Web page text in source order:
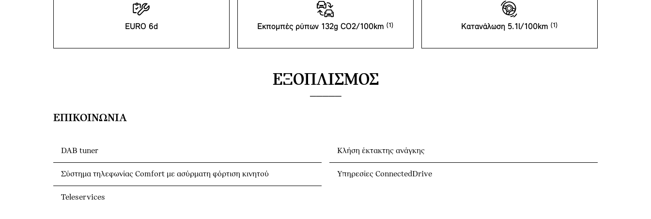
EURO 6d Εκπομπές ρύπων 132g CO2/100km Κατανάλωση 5.1l/100km
ΕΞΟΠΛΙΣΜΌΣ
ΕΠΙΚΟΙΝΩΝΊΑ
DAB tuner
Σύστημα τηλεφωνίας Comfort με ασύρματη φόρτιση κινητού
Teleservices
Κλήση έκτακτης ανάγκης
Υπηρεσίες ConnectedDrive